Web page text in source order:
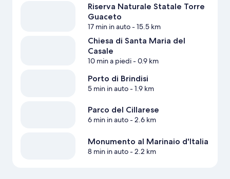
Riserva Naturale Statale Torre
Guaceto
17 min in auto- 15.5 km
Chiesa di Santa Maria del
Casale
10 min a piedi- 0.9 km
Porto di Brindisi
5 min in auto- 1.9 km
Parco del Cillarese
6 min in auto- 2.6 km
Monumento al Marinaio d'Italia
8 min in auto- 2.2 km